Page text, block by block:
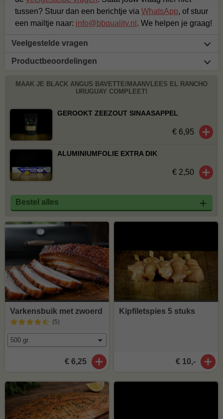
tussen? Stuur dan een berichtje via WhatsApp, of stuur
een mailtje naar: info@bbquality.nl . We helpen je graag!
Veelgestelde vragen
Productbeoordelingen
MAAK JE BLACK ANGUS BAVETTE/MAANVLEES EL RANCHO
URUGUAY COMPLEET!
GEROOKT ZEEZOUT SINAASAPPEL
€ 6,95
ALUMINIUMFOLIE EXTRA DIK
€ 2,50
Bestel alles
Varkensbuik met zwoerd
(5)
€ 6,25
Kipfiletspies 5 stuks
€ 10,-